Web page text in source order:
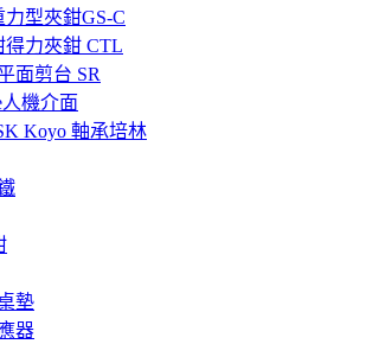
力型夾鉗GS-C
得力夾鉗 CTL
面剪台 SR
人機介面
Koyo 軸承培林
墊
器